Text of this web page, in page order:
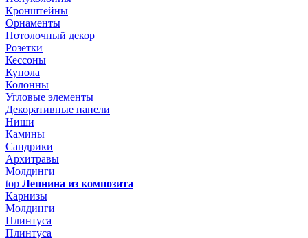
Кронштейны
Орнаменты
Потолочный декор
Розетки
Кессоны
Купола
Колонны
Угловые элементы
Декоративные панели
Ниши
Камины
Сандрики
Архитравы
Молдинги
top Лепнина из композита
Карнизы
Молдинги
Плинтуса
Плинтуса